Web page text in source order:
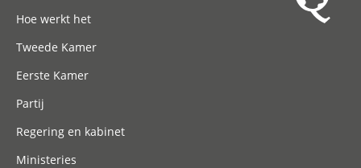
Hoe werkt het
Tweede Kamer
Eerste Kamer
Partij
Regering en kabinet
Ministeries